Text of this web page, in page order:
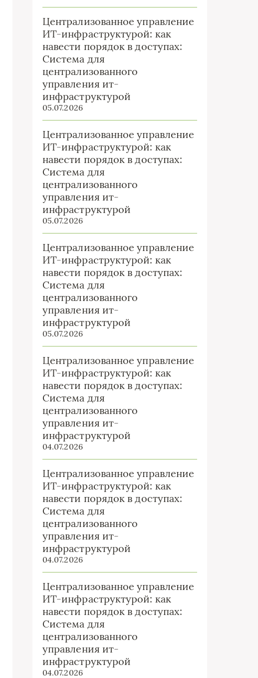
Централизованное управление
ИТ-инфраструктурой: как
навести порядок в доступах:
Система для
централизованного
управления ит-
инфраструктурой
05.07.2026
Централизованное управление
ИТ-инфраструктурой: как
навести порядок в доступах:
Система для
централизованного
управления ит-
инфраструктурой
05.07.2026
Централизованное управление
ИТ-инфраструктурой: как
навести порядок в доступах:
Система для
централизованного
управления ит-
инфраструктурой
05.07.2026
Централизованное управление
ИТ-инфраструктурой: как
навести порядок в доступах:
Система для
централизованного
управления ит-
инфраструктурой
04.07.2026
Централизованное управление
ИТ-инфраструктурой: как
навести порядок в доступах:
Система для
централизованного
управления ит-
инфраструктурой
04.07.2026
Централизованное управление
ИТ-инфраструктурой: как
навести порядок в доступах:
Система для
централизованного
управления ит-
инфраструктурой
04.07.2026